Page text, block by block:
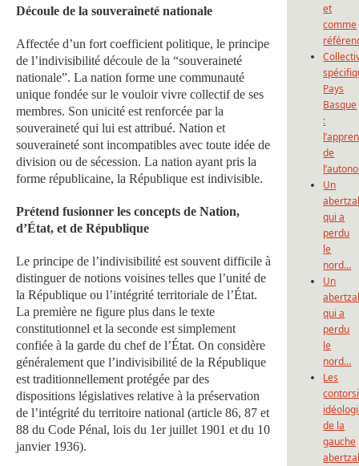
Découle de la souveraineté nationale
Affectée d’un fort coefficient politique, le principe
de l’indivisibilité découle de la “souveraineté
nationale”. La nation forme une communauté
unique fondée sur le vouloir vivre collectif de ses
membres. Son unicité est renforcée par la
souveraineté qui lui est attribué. Nation et
souveraineté sont incompatibles avec toute idée de
division ou de sécession. La nation ayant pris la
forme républicaine, la République est indivisible.
Prétend fusionner les concepts de Nation,
d’État, et de République
Le principe de l’indivisibilité est souvent difficile à
distinguer de notions voisines telles que l’unité de
la République ou l’intégrité territoriale de l’État.
La première ne figure plus dans le texte
constitutionnel et la seconde est simplement
confiée à la garde du chef de l’État. On considère
généralement que l’indivisibilité de la République
est traditionnellement protégée par des
dispositions législatives relative à la préservation
de l’intégrité du territoire national (article 86, 87 et
88 du Code Pénal, lois du 1er juillet 1901 et du 10
janvier 1936).
et
comme
Pays
Basque
:
de
Un
qui a
perdu
le
nord…
Un
qui a
perdu
le
nord…
Les
de la
gauche